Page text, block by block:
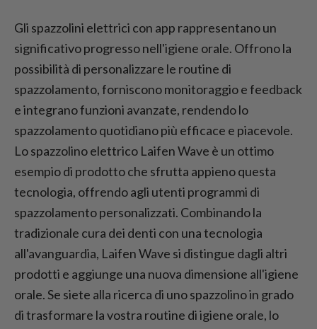
Gli spazzolini elettrici con app rappresentano un
significativo progresso nell'igiene orale. Offrono la
possibilità di personalizzare le routine di
spazzolamento, forniscono monitoraggio e feedback
e integrano funzioni avanzate, rendendo lo
spazzolamento quotidiano più efficace e piacevole.
Lo spazzolino elettrico Laifen Wave è un ottimo
esempio di prodotto che sfrutta appieno questa
tecnologia, offrendo agli utenti programmi di
spazzolamento personalizzati. Combinando la
tradizionale cura dei denti con una tecnologia
all'avanguardia, Laifen Wave si distingue dagli altri
prodotti e aggiunge una nuova dimensione all'igiene
orale. Se siete alla ricerca di uno spazzolino in grado
di trasformare la vostra routine di igiene orale, lo